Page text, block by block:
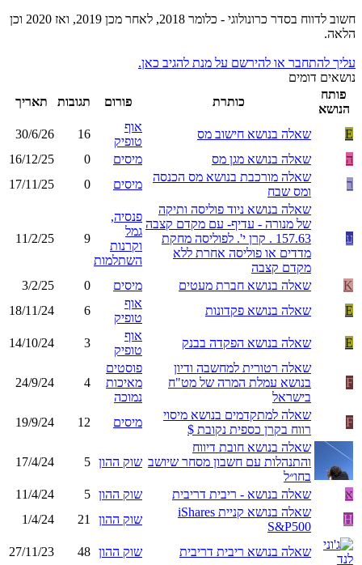
חשוב לדווח בסדר כרונולוגי - כלומר 2018, לאחר מכן 2019, ואז 2020 וכן
הלאה.
עליך להתחבר או להירשם על מנת להגיב כאן.
נושאים דומים
פותח
הנושא
כותרת פורום תגובות תאריך
E שאלה בנושא חישוב מס
אוף
טופיק
16
30/6/26
ה
שאלה בנושא מגן מס מיסים 0
16/12/25
ר
שאלה מורכבת בנושא מס הכנסה
ומס שבח
מיסים 0
17/11/25
ע
שאלה בנושא ניוד פוליסה ותיקה
של מנורה - עדיף- עם מקדם קצבה
157.63 . קרן י'. לפוליסה מחקת
מדדים או פוליסה אחרת ללא
מקדם קצבה
פנסיה,
גמל
וקרנות
השתלמות
9
11/2/25
K שאלה בנושא חברת מעטים מיסים 0
3/2/25
E
שאלה בנושא פקדונות
אוף
טופיק
6
18/11/24
E שאלה בנושא הפקדה בבנק
אוף
טופיק
3
14/10/24
F
שאלה רטורית למחשבה ודיון
בנושא עמלת המרה של מט"ח
בישראל
פוסטים
מאיכות
נמוכה
4
24/9/24
F
שאלה למתקדמים בנושא מיסוי
רווח בקרן כספית נקובת $
מיסים 12
19/9/24
שאלה בנושא חובת דיווח
והתנהלות עם חשבון מסחר שיושב
בחו״ל
שוק ההון 5
17/4/24
א שאלה בנושא - ריבית דריבית שוק ההון 5
11/4/24
H
שאלה בנושא קניית iShares
S&P500
שוק ההון 21
1/4/24
שאלה בנושא ריבית דריבית שוק ההון 48
27/11/23